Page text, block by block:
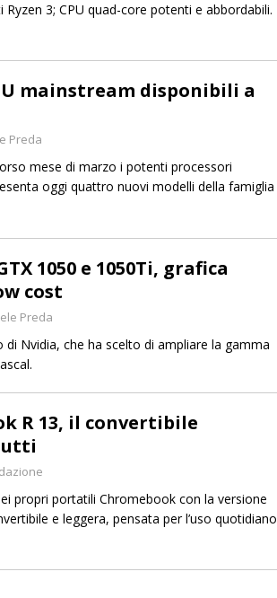
3; CPU quad-core potenti e abbordabili.
mainstream disponibili a
Preda
mese di marzo i potenti processori
oggi quattro nuovi modelli della famiglia
1050 e 1050Ti, grafica
cost
Preda
di Nvidia, che ha scelto di ampliare la gamma
R 13, il convertibile
propri portatili Chromebook con la versione
e leggera, pensata per l’uso quotidiano